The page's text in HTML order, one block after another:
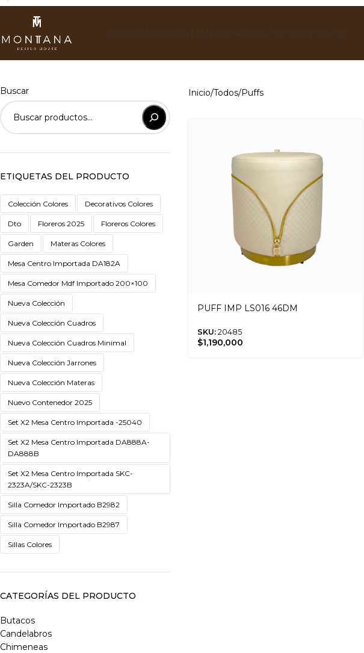
HOME MUEBLESTIENDAPROYECTOSCONTACTO
Buscar
ETIQUETAS DEL PRODUCTO
Colección Colores Decorativos Colores
Dto Floreros 2025 Floreros Colores
Garden Materas Colores
Mesa Centro Importada DA182A
Mesa Comedor Mdf Importado 200×100
Nueva Colección
Nueva Colección Cuadros
Nueva Colección Cuadros Minimal
Nueva Colección Jarrones
Nueva Colección Materas
Nuevo Contenedor 2025
Set X2 Mesa Centro Importada -25040
Set X2 Mesa Centro Importada DA888A-
DA888B
Set X2 Mesa Centro Importada SKC-
2323A/SKC-2323B
Silla Comedor Importado B2982
Silla Comedor Importado B2987
Sillas Colores
CATEGORÍAS DEL PRODUCTO
Butacos
Candelabros
Chimeneas
Inicio Todos Puffs
PUFF IMP LS016 46DM
SKU: 20485
$1,190,000